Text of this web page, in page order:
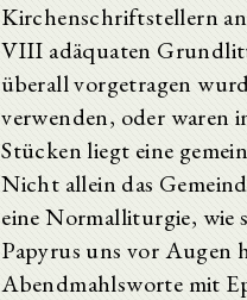
Kirchenschriftstellern
VIII adäquaten
überall vorgetragen
verwenden, oder waren
Stücken liegt eine
Nicht allein das
eine Normalliturgie, wie
Papyrus uns vor Augen
Abendmahlsworte mit